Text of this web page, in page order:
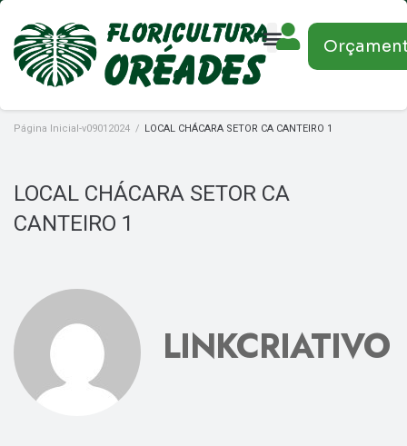
Página Inicial-v09012024 / LOCAL CHÁCARA SETOR CA CANTEIRO 1
LOCAL CHÁCARA SETOR CA
CANTEIRO 1
LINKCRIATIVO